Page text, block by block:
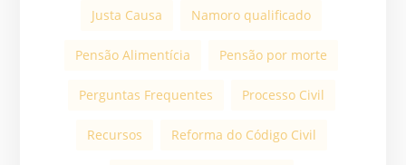
Justa Causa Namoro qualificado
Pensão Alimentícia Pensão por morte
Perguntas Frequentes Processo Civil
Recursos Reforma do Código Civil